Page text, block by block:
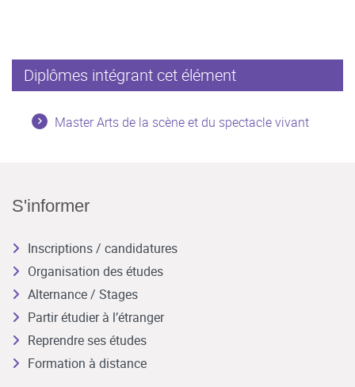
Diplômes intégrant cet élément
Master Arts de la scène et du spectacle vivant
S'informer
Inscriptions / candidatures
Organisation des études
Alternance / Stages
Partir étudier à l’étranger
Reprendre ses études
Formation à distance